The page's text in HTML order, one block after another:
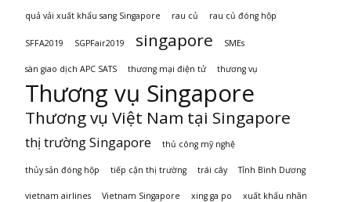
quả vải xuất khẩu sang Singapore rau củ rau củ đóng hộp
SFFA2019 SGPFair2019 singapore SMEs
sàn giao dịch APC SATS thương mại điện tử thương vụ
Thương vụ Singapore
Thương vụ Việt Nam tại Singapore
thị trường Singapore thủ công mỹ nghệ
thủy sản đóng hộp tiếp cận thị trường trái cây Tỉnh Bình Dương
vietnam airlines Vietnam Singapore xing ga po xuất khẩu nhãn